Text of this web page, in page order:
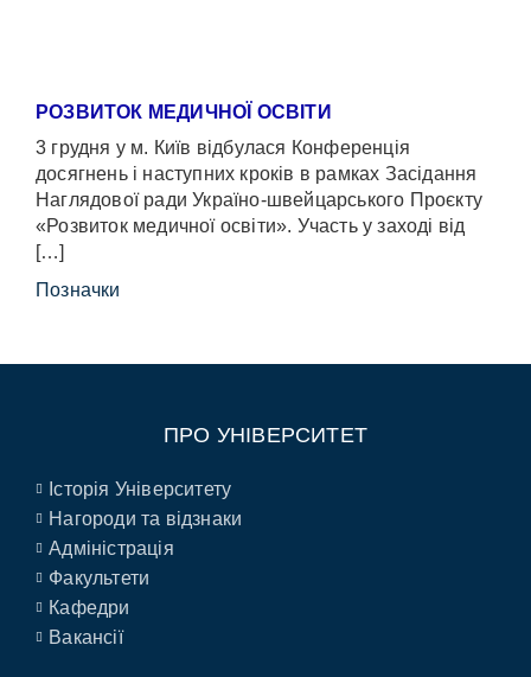
РОЗВИТОК МЕДИЧНОЇ ОСВІТИ
3 грудня у м. Київ відбулася Конференція
досягнень і наступних кроків в рамках Засідання
Наглядової ради Україно-швейцарського Проєкту
«Розвиток медичної освіти». Участь у заході від
[…]
Позначки
ПРО УНІВЕРСИТЕТ
Історія Університету
Нагороди та відзнаки
Адміністрація
Факультети
Кафедри
Вакансії